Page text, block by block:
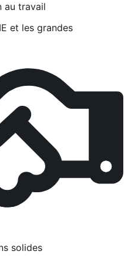
au travail
et les grandes
solides